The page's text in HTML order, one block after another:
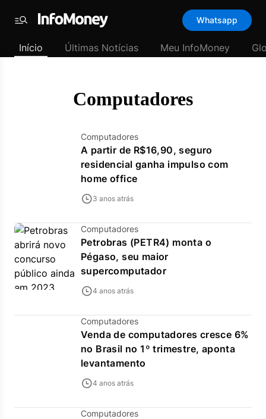
padrão
Últimas
Menu
Whatsapp
Início Últimas Notícias Meu InfoMoney
Computadores
Computadores
A partir de R$16,90, seguro
residencial ganha impulso com
home office
3 anos atrás
Computadores
Petrobras (PETR4) monta o
Pégaso, seu maior
supercomputador
4 anos atrás
Computadores
Venda de computadores cresce 6%
no Brasil no 1º trimestre, aponta
levantamento
4 anos atrás
Computadores